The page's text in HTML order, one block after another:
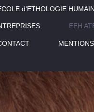
d'ETHOLOGIE
EEH